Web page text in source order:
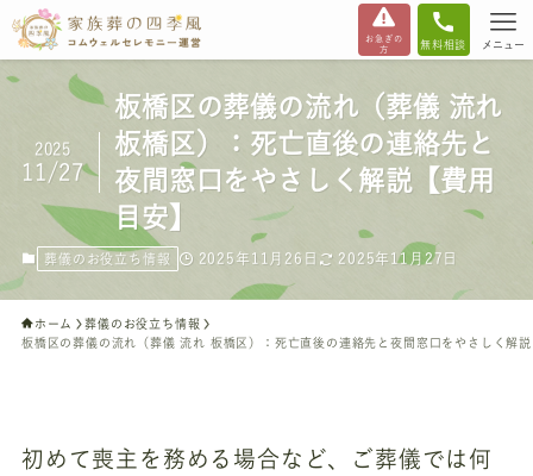
お急ぎの
方
無料相談 メニュー
板橋区の葬儀の流れ（葬儀 流れ
板橋区）：死亡直後の連絡先と
夜間窓口をやさしく解説【費用
目安】
2025
11/27
葬儀のお役立ち情報 2025年11月26日 2025年11月27日
ホーム
葬儀のお役立ち情報
板橋区の葬儀の流れ（葬儀 流れ 板橋区）：死亡直後の連絡先と夜間窓口をやさしく解
初めて喪主を務める場合など、ご葬儀では何